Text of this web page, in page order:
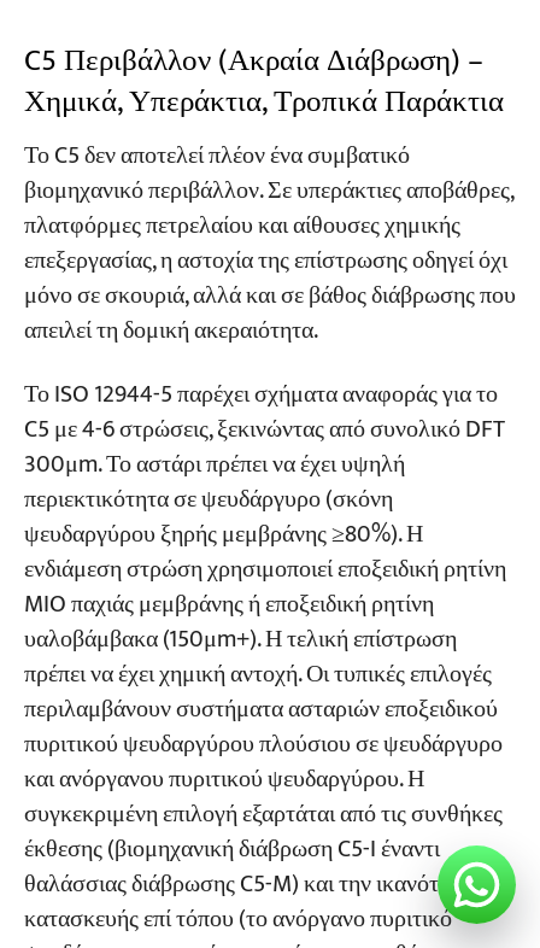
C5 Περιβάλλον (Ακραία Διάβρωση) –
Χημικά, Υπεράκτια, Τροπικά Παράκτια
Το C5 δεν αποτελεί πλέον ένα συμβατικό
βιομηχανικό περιβάλλον. Σε υπεράκτιες αποβάθρες,
πλατφόρμες πετρελαίου και αίθουσες χημικής
επεξεργασίας, η αστοχία της επίστρωσης οδηγεί όχι
μόνο σε σκουριά, αλλά και σε βάθος διάβρωσης που
απειλεί τη δομική ακεραιότητα.
Το ISO 12944-5 παρέχει σχήματα αναφοράς για το
C5 με 4-6 στρώσεις, ξεκινώντας από συνολικό DFT
300μm. Το αστάρι πρέπει να έχει υψηλή
περιεκτικότητα σε ψευδάργυρο (σκόνη
ψευδαργύρου ξηρής μεμβράνης ≥80%). Η
ενδιάμεση στρώση χρησιμοποιεί εποξειδική ρητίνη
MIO παχιάς μεμβράνης ή εποξειδική ρητίνη
υαλοβάμβακα (150μm+). Η τελική επίστρωση
πρέπει να έχει χημική αντοχή. Οι τυπικές επιλογές
περιλαμβάνουν συστήματα ασταριών εποξειδικού
πυριτικού ψευδαργύρου πλούσιου σε ψευδάργυρο
και ανόργανου πυριτικού ψευδαργύρου. Η
συγκεκριμένη επιλογή εξαρτάται από τις συνθήκες
έκθεσης (βιομηχανική διάβρωση C5-I έναντι
θαλάσσιας διάβρωσης C5-M) και την ικανότητα
κατασκευής επί τόπου (το ανόργανο πυριτικό